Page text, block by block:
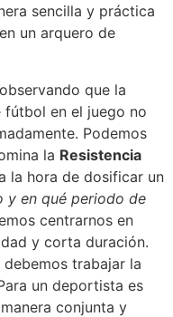
sencilla y práctica
un arquero de
que la
en el juego no
Podemos
la Resistencia
la hora de dosificar un
y en qué periodo de
centrarnos en
y corta duración.
trabajar la
un deportista es
conjunta y